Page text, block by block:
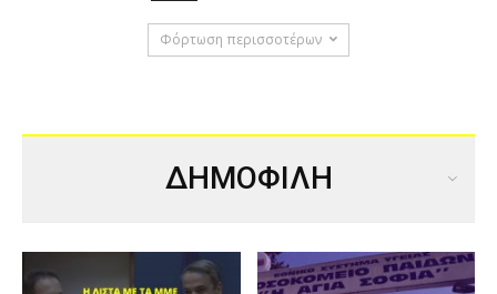
Φόρτωση περισσοτέρων
ΔΗΜΟΦΙΛΗ